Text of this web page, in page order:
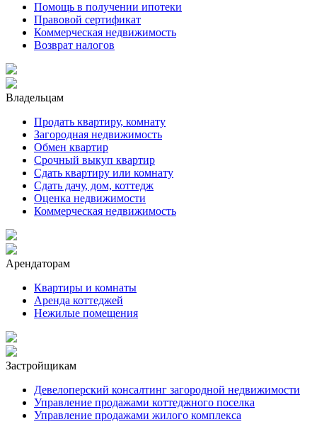
Помощь в получении ипотеки
Правовой сертификат
Коммерческая недвижимость
Возврат налогов
Владельцам
Продать квартиру, комнату
Загородная недвижимость
Обмен квартир
Срочный выкуп квартир
Сдать квартиру или комнату
Сдать дачу, дом, коттедж
Оценка недвижимости
Коммерческая недвижимость
Арендаторам
Квартиры и комнаты
Аренда коттеджей
Нежилые помещения
Застройщикам
Девелоперский консалтинг загородной недвижимости
Управление продажами коттеджного поселка
Управление продажами жилого комплекса